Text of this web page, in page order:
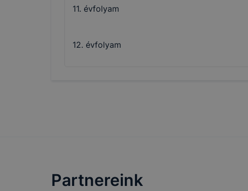
11. évfolyam
12. évfolyam
Partnereink